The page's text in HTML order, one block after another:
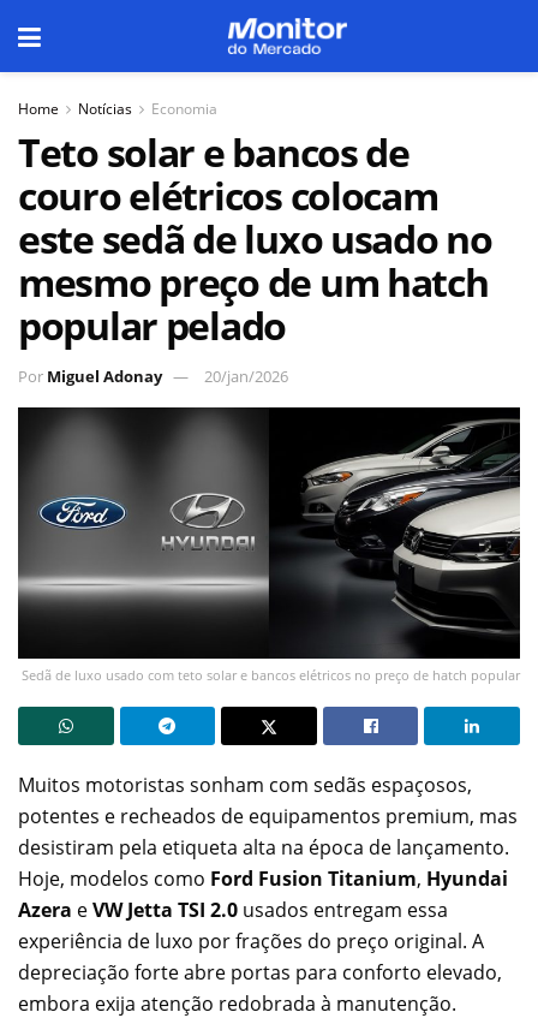
Home Notícias Economia
Teto solar e bancos de
couro elétricos colocam
este sedã de luxo usado no
mesmo preço de um hatch
popular pelado
Por Miguel Adonay 20/jan/2026
Sedã de luxo usado com teto solar e bancos elétricos no preço de hatch popular
Muitos motoristas sonham com sedãs espaçosos,
potentes e recheados de equipamentos premium, mas
desistiram pela etiqueta alta na época de lançamento.
Hoje, modelos como Ford Fusion Titanium, Hyundai
Azera eVW Jetta TSI 2.0 usados entregam essa
experiência de luxo por frações do preço original. A
depreciação forte abre portas para conforto elevado,
embora exija atenção redobrada à manutenção.